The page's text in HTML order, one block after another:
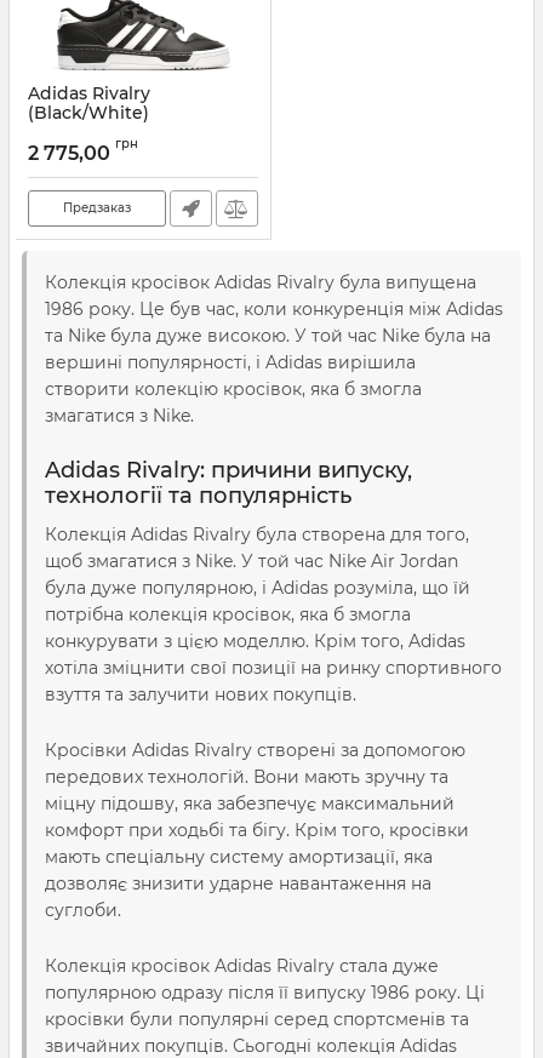
Adidas Rivalry
(Black/White)
2 775,00 грн
Предзаказ
Колекція кросівок Adidas Rivalry була випущена
1986 року. Це був час, коли конкуренція між Adidas
та Nike була дуже високою. У той час Nike була на
вершині популярності, і Adidas вирішила
створити колекцію кросівок, яка б змогла
змагатися з Nike.
Adidas Rivalry: причини випуску,
технології та популярність
Колекція Adidas Rivalry була створена для того,
щоб змагатися з Nike. У той час Nike Air Jordan
була дуже популярною, і Adidas розуміла, що їй
потрібна колекція кросівок, яка б змогла
конкурувати з цією моделлю. Крім того, Adidas
хотіла зміцнити свої позиції на ринку спортивного
взуття та залучити нових покупців.
Кросівки Adidas Rivalry створені за допомогою
передових технологій. Вони мають зручну та
міцну підошву, яка забезпечує максимальний
комфорт при ходьбі та бігу. Крім того, кросівки
мають спеціальну систему амортизації, яка
дозволяє знизити ударне навантаження на
суглоби.
Колекція кросівок Adidas Rivalry стала дуже
популярною одразу після її випуску 1986 року. Ці
кросівки були популярні серед спортсменів та
звичайних покупців. Сьогодні колекція Adidas